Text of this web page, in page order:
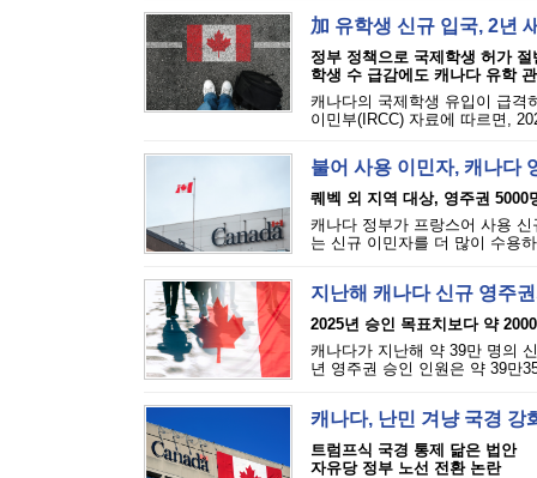
加 유학생 신규 입국, 2년
정부 정책으로 국제학생 허가
학생 수 급감에도 캐나다 유학
캐나다의 국제학생 유입이 급격
이민부(IRCC) 자료에 따르면,
불어 사용 이민자, 캐나다
퀘벡 외 지역 대상, 영주권 5000
캐나다 정부가 프랑스어 사용
는 신규 이민자를 더 많이 수용
지난해 캐나다 신규 영주
2025년 승인 목표치보다 약
캐나다가 지난해 약 39만 명의
년 영주권 승인 인원은 약 39만
캐나다, 난민 겨냥 국경 강
트럼프식 국경 통제 닮은 법안
자유당 정부 노선 전환 논란